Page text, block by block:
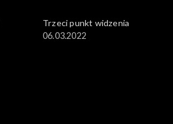
Trzeci punkt widzenia
06.03.2022